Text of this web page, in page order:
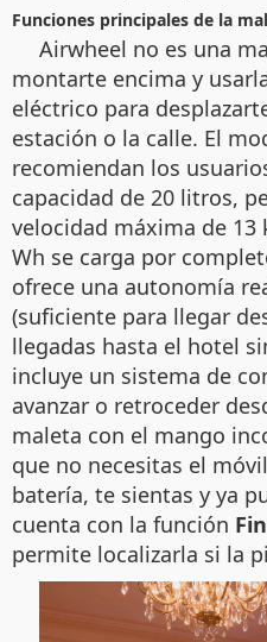
Funciones principales de la
Airwheel no es una
montarte encima y
eléctrico para
estación o la calle. El
recomiendan los
capacidad de 20 litros,
velocidad máxima de 13
Wh se carga por
ofrece una autonomía
(suficiente para llegar
llegadas hasta el hotel
incluye un sistema de
avanzar o retroceder
maleta con el mango
que no necesitas el
batería, te sientas y ya
cuenta con la función
permite localizarla si la